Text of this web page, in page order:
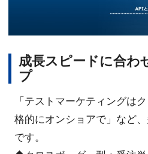
成長スピードに合わ
プ
「テストマーケティングは
格的にオンショアで」など
です。